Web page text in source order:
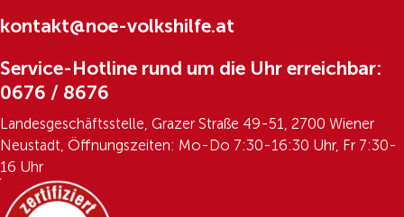
kontakt@noe-volkshilfe.at
Service-Hotline rund um die Uhr erreichbar:
0676 / 8676
Landesgeschäftsstelle, Grazer Straße 49-51, 2700 Wiener
Neustadt, Öffnungszeiten: Mo-Do 7:30-16:30 Uhr, Fr 7:30-
16 Uhr